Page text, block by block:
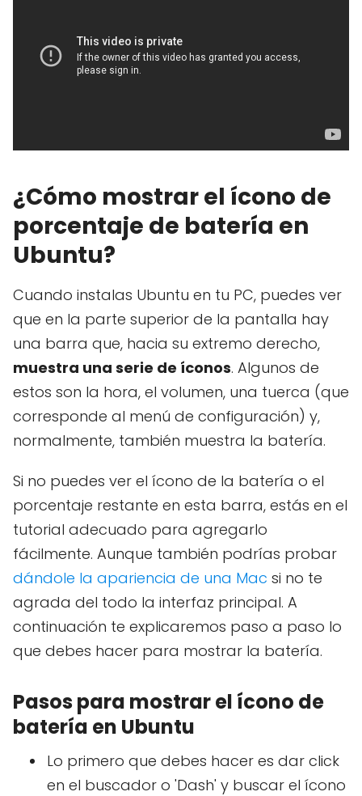
¿Cómo mostrar el ícono de
porcentaje de batería en
Ubuntu?
Cuando instalas Ubuntu en tu PC, puedes ver
que en la parte superior de la pantalla hay
una barra que, hacia su extremo derecho,
muestra una serie de íconos. Algunos de
estos son la hora, el volumen, una tuerca (que
corresponde al menú de configuración) y,
normalmente, también muestra la batería.
Si no puedes ver el ícono de la batería o el
porcentaje restante en esta barra, estás en el
tutorial adecuado para agregarlo
fácilmente. Aunque también podrías probar
dándole la apariencia de una Mac si no te
agrada del todo la interfaz principal. A
continuación te explicaremos paso a paso lo
que debes hacer para mostrar la batería.
Pasos para mostrar el ícono de
batería en Ubuntu
Lo primero que debes hacer es dar click
en el buscador o 'Dash' y buscar el ícono